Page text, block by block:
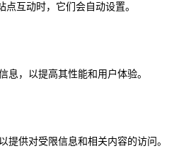
信息。
历邀请中。
互动时，它们会自动设置。
息，以提高其性能和用户体验。
提供对受限信息和相关内容的访问。